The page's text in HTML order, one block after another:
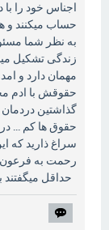
اجناس خود را با
حساب میکنند و
به نظر شما
زندگی تشکیل
مهمان دارد و
حقوقش با ادم
گذاشتین دردمان
حقوق ها کم ...
سراغ ذارید که
رحمت به فرعون
حداقل میگفتند